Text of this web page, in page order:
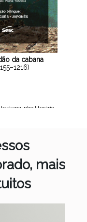
da cabana
testemunho literário
capital Heiankyō,
mais